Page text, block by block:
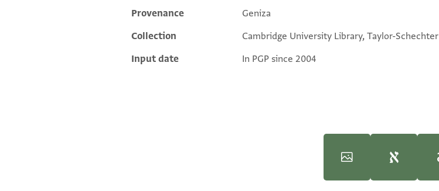
Additional metadata
Provenance
Geniza
Collection
Cambridge University Library, Taylor-Schechter
Input date
In PGP since 2004